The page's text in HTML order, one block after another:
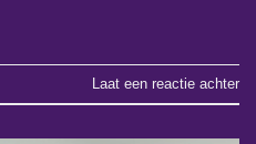
Laat een reactie achter